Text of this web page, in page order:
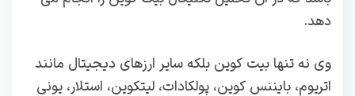
دهد.
وی نه تنها بیت کوین بلکه سایر ارزهای دیجیتال مانند
اتریوم، بایننس کوین، پولکادات، لیتکوین، استلار، یونی